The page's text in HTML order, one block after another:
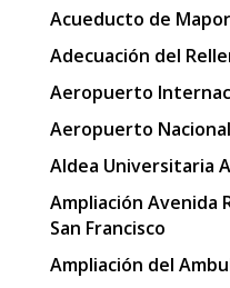
Acueducto de
Adecuación del
Aeropuerto
Aeropuerto
Aldea Universitaria
Ampliación Avenida
San Francisco
Ampliación del